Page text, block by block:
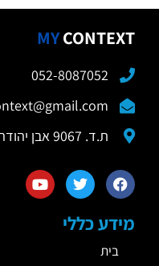
CONTEXT
MY
052-8087052
ת.ד. 9067 אבן יהודה מיקוד 40500
מידע כללי
בית